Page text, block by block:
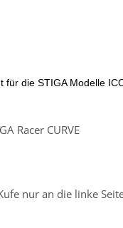
die STIGA Modelle
Racer CURVE
nur an die linke